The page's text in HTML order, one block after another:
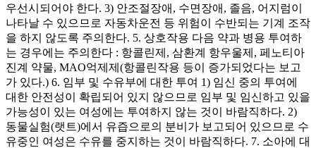
우선시되어야 한다. 3) 안조절장애, 수면장애, 졸음, 어지럼이
나타날 수 있으므로 자동차운전 등 위험이 수반되는 기계 조작
을 하지 않도록 주의한다. 5. 상호작용 다음 약과 병용 투여하
는 경우에는 주의한다 : 항콜린제, 삼환계 항우울제, 페노티아
진계 약물, MAO억제제(항콜린작용 등이 증가되었다는 보고
가 있다.) 6. 임부 및 수유부에 대한 투여 1) 임신 중의 투여에
대한 안전성이 확립되어 있지 않으므로 임부 및 임신하고 있을
가능성이 있는 여성에는 투여하지 않는 것이 바람직하다. 2)
동물실험(랫트)에서 유즙으로의 분비가 보고되어 있으므로 수
유중인 여성은 수유를 중지하는 것이 바람직하다. 7. 소아에 대